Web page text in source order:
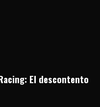
El descontento